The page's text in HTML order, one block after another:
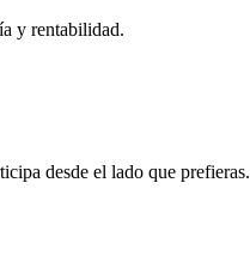
y rentabilidad.
desde el lado que prefieras.